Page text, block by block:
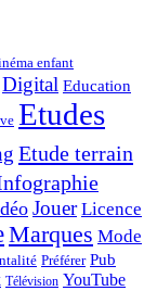
enfant
Digital Education
Etudes
Etude terrain
Jouer Licence
Marques Mode
Préférer Pub
Télévision YouTube